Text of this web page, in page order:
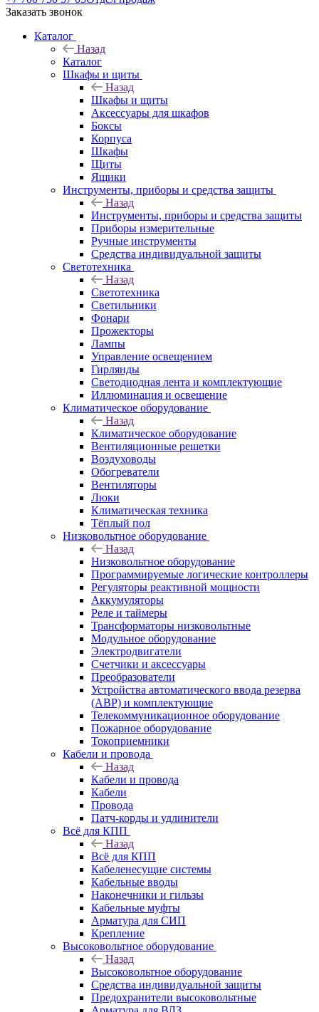
Заказать звонок
Каталог
Назад
Каталог
Шкафы и щиты
Назад
Шкафы и щиты
Аксессуары для шкафов
Боксы
Корпуса
Шкафы
Щиты
Ящики
Инструменты, приборы и средства защиты
Назад
Инструменты, приборы и средства защиты
Приборы измерительные
Ручные инструменты
Средства индивидуальной защиты
Светотехника
Назад
Светотехника
Светильники
Фонари
Прожекторы
Лампы
Управление освещением
Гирлянды
Светодиодная лента и комплектующие
Иллюминация и освещение
Климатическое оборудование
Назад
Климатическое оборудование
Вентиляционные решетки
Воздуховоды
Обогреватели
Вентиляторы
Люки
Климатическая техника
Тёплый пол
Низковольтное оборудование
Назад
Низковольтное оборудование
Программируемые логические контроллеры
Регуляторы реактивной мощности
Аккумуляторы
Реле и таймеры
Трансформаторы низковольтные
Модульное оборудование
Электродвигатели
Счетчики и аксессуары
Преобразователи
Устройства автоматического ввода резерва
(АВР) и комплектующие
Телекоммуникационное оборудование
Пожарное оборудование
Токоприемники
Кабели и провода
Назад
Кабели и провода
Кабели
Провода
Патч-корды и удлинители
Всё для КПП
Назад
Всё для КПП
Кабеленесущие системы
Кабельные вводы
Наконечники и гильзы
Кабельные муфты
Арматура для СИП
Крепление
Высоковольтное оборудование
Назад
Высоковольтное оборудование
Средства индивидуальной защиты
Предохранители высоковольтные